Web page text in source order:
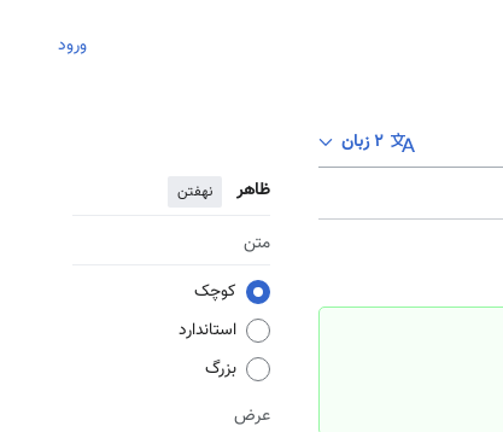
ورود
۲ زبان
ظاهر نهفتن
متن
کوچک
استاندارد
بزرگ
عرض